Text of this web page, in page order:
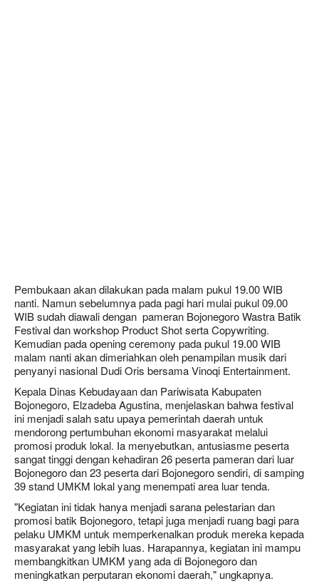
Pembukaan akan dilakukan pada malam pukul 19.00 WIB
nanti. Namun sebelumnya pada pagi hari mulai pukul 09.00
WIB sudah diawali dengan pameran Bojonegoro Wastra Batik
Festival dan workshop Product Shot serta Copywriting.
Kemudian pada opening ceremony pada pukul 19.00 WIB
malam nanti akan dimeriahkan oleh penampilan musik dari
penyanyi nasional Dudi Oris bersama Vinoqi Entertainment.
Kepala Dinas Kebudayaan dan Pariwisata Kabupaten
Bojonegoro, Elzadeba Agustina, menjelaskan bahwa festival
ini menjadi salah satu upaya pemerintah daerah untuk
mendorong pertumbuhan ekonomi masyarakat melalui
promosi produk lokal. Ia menyebutkan, antusiasme peserta
sangat tinggi dengan kehadiran 26 peserta pameran dari luar
Bojonegoro dan 23 peserta dari Bojonegoro sendiri, di samping
39 stand UMKM lokal yang menempati area luar tenda.
"Kegiatan ini tidak hanya menjadi sarana pelestarian dan
promosi batik Bojonegoro, tetapi juga menjadi ruang bagi para
pelaku UMKM untuk memperkenalkan produk mereka kepada
masyarakat yang lebih luas. Harapannya, kegiatan ini mampu
membangkitkan UMKM yang ada di Bojonegoro dan
meningkatkan perputaran ekonomi daerah," ungkapnya.